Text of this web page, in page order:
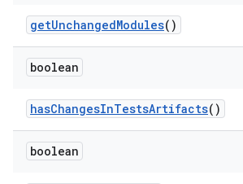
getUnchangedModules()
boolean
hasChangesInTestsArtifacts()
boolean